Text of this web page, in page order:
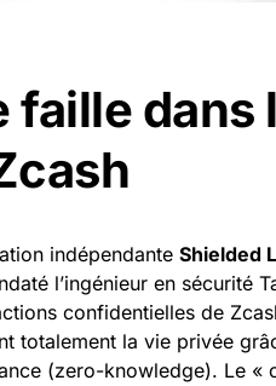
faille dans
indépendante Shielded
l’ingénieur en sécurité
confidentielles de
totalement la vie privée
(zero-knowledge). Le «